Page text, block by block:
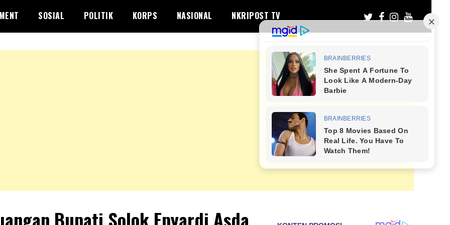
SOSIAL POLITIK KORPS NASIONAL NKRIPOST TV
Bupati Solok Epyardi Asda